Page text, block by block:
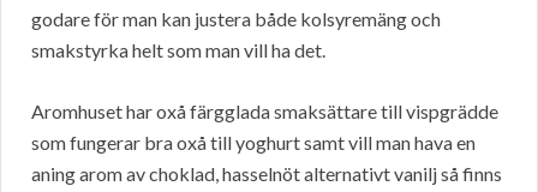
godare för man kan justera både kolsyremäng och
smakstyrka helt som man vill ha det.
Aromhuset har oxå färgglada smaksättare till vispgrädde
som fungerar bra oxå till yoghurt samt vill man hava en
aning arom av choklad, hasselnöt alternativt vanilj så finns